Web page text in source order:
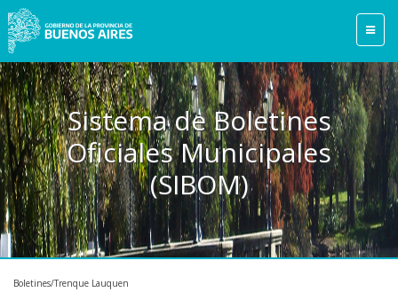
Sistema de Boletines
Oficiales Municipales
(SIBOM)
Boletines/Trenque Lauquen